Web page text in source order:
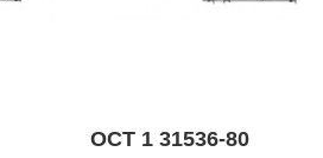
ОСТ 1 31536-80